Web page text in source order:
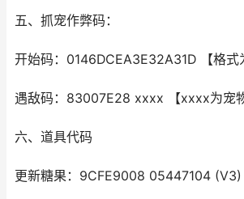
五、抓宠作弊码：
开始码：0146DCEA3E32A31D 【格式
遇敌码：83007E28 xxxx 【xxxx为宠物
六、道具代码
更新糖果：9CFE9008 05447104 (V3)